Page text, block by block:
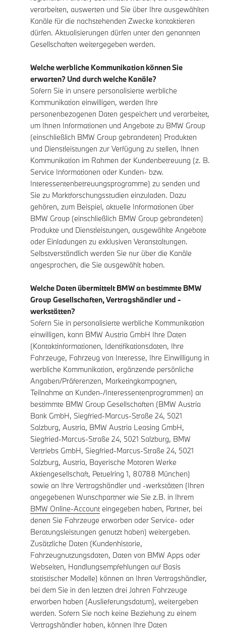
verarbeiten, auswerten und Sie über Ihre ausgewählten
Kanäle für die nachstehenden Zwecke kontaktieren
dürfen. Aktualisierungen dürfen unter den genannten
Gesellschaften weitergegeben werden.
Welche werbliche Kommunikation können Sie
erwarten? Und durch welche Kanäle?
Sofern Sie in unsere personalisierte werbliche
Kommunikation einwilligen, werden Ihre
personenbezogenen Daten gespeichert und verarbeitet,
um Ihnen Informationen und Angebote zu BMW Group
(einschließlich BMW Group gebrandeten) Produkten
und Dienstleistungen zur Verfügung zu stellen, Ihnen
Kommunikation im Rahmen der Kundenbetreuung (z. B.
Service Informationen oder Kunden- bzw.
Interessentenbetreuungsprogramme) zu senden und
Sie zu Marktforschungsstudien einzuladen. Dazu
gehören, zum Beispiel, aktuelle Informationen über
BMW Group (einschließlich BMW Group gebrandeten)
Produkte und Dienstleistungen, ausgewählte Angebote
oder Einladungen zu exklusiven Veranstaltungen.
Selbstverständlich werden Sie nur über die Kanäle
angesprochen, die Sie ausgewählt haben.
Welche Daten übermittelt BMW an bestimmte BMW
Group Gesellschaften, Vertragshändler und -
werkstätten?
Sofern Sie in personalisierte werbliche Kommunikation
einwilligen, kann BMW Austria GmbH Ihre Daten
(Kontaktinformationen, Identifikationsdaten, Ihre
Fahrzeuge, Fahrzeug von Interesse, Ihre Einwilligung in
werbliche Kommunikation, ergänzende persönliche
Angaben/Präferenzen, Marketingkampagnen,
Teilnahme an Kunden-/Interessentenprogrammen) an
bestimmte BMW Group Gesellschaften (BMW Austria
Bank GmbH, Siegfried-Marcus-Straße 24, 5021
Salzburg, Austria, BMW Austria Leasing GmbH,
Siegfried-Marcus-Straße 24, 5021 Salzburg, BMW
Vertriebs GmbH, Siegfried-Marcus-Straße 24, 5021
Salzburg, Austria, Bayerische Motoren Werke
Aktiengesellschaft, Petuelring 1, 80788 München)
sowie an Ihre Vertragshändler und -werkstätten (Ihren
angegebenen Wunschpartner wie Sie z.B. in Ihrem
BMW Online-Accounteingegeben haben, Partner, bei
denen Sie Fahrzeuge erworben oder Service- oder
Beratungsleistungen genutzt haben) weitergeben.
Zusätzliche Daten (Kundenhistorie,
Fahrzeugnutzungsdaten, Daten von BMW Apps oder
Webseiten, Handlungsempfehlungen auf Basis
statistischer Modelle) können an Ihren Vertragshändler,
bei dem Sie in den letzten drei Jahren Fahrzeuge
erworben haben (Auslieferungsdatum), weitergeben
werden. Sofern Sie noch keine Beziehung zu einem
Vertragshändler haben, können Ihre Daten